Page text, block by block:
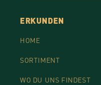
ERKUNDEN
HOME
SORTIMENT
WO DU UNS FINDEST